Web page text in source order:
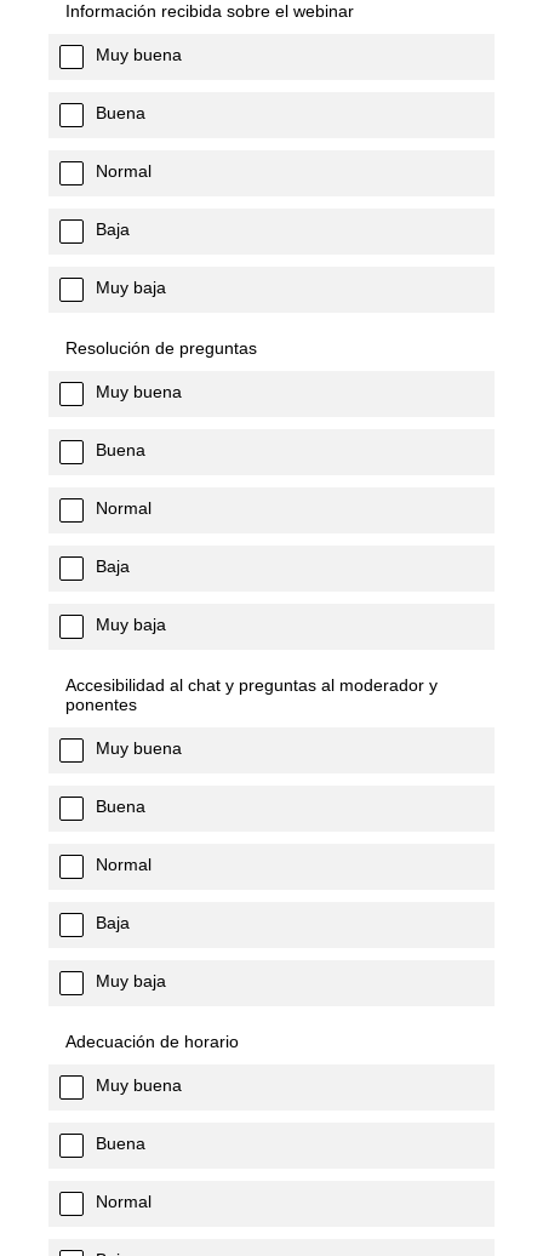
Información recibida sobre el webinar
Muy buena
Buena
Normal
Baja
Muy baja
Resolución de preguntas
Muy buena
Buena
Normal
Baja
Muy baja
Accesibilidad al chat y preguntas al moderador y
ponentes
Muy buena
Buena
Normal
Baja
Muy baja
Adecuación de horario
Muy buena
Buena
Normal